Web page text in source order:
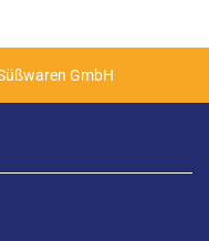
GmbH